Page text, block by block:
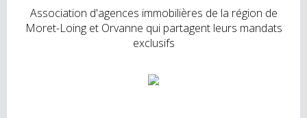
Association d'agences immobilières de la région de
Moret-Loing et Orvanne qui partagent leurs mandats
exclusifs